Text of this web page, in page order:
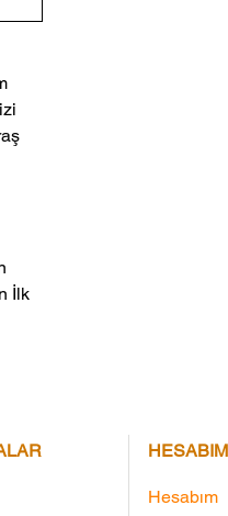
İlk
HESABIM
Hesabım